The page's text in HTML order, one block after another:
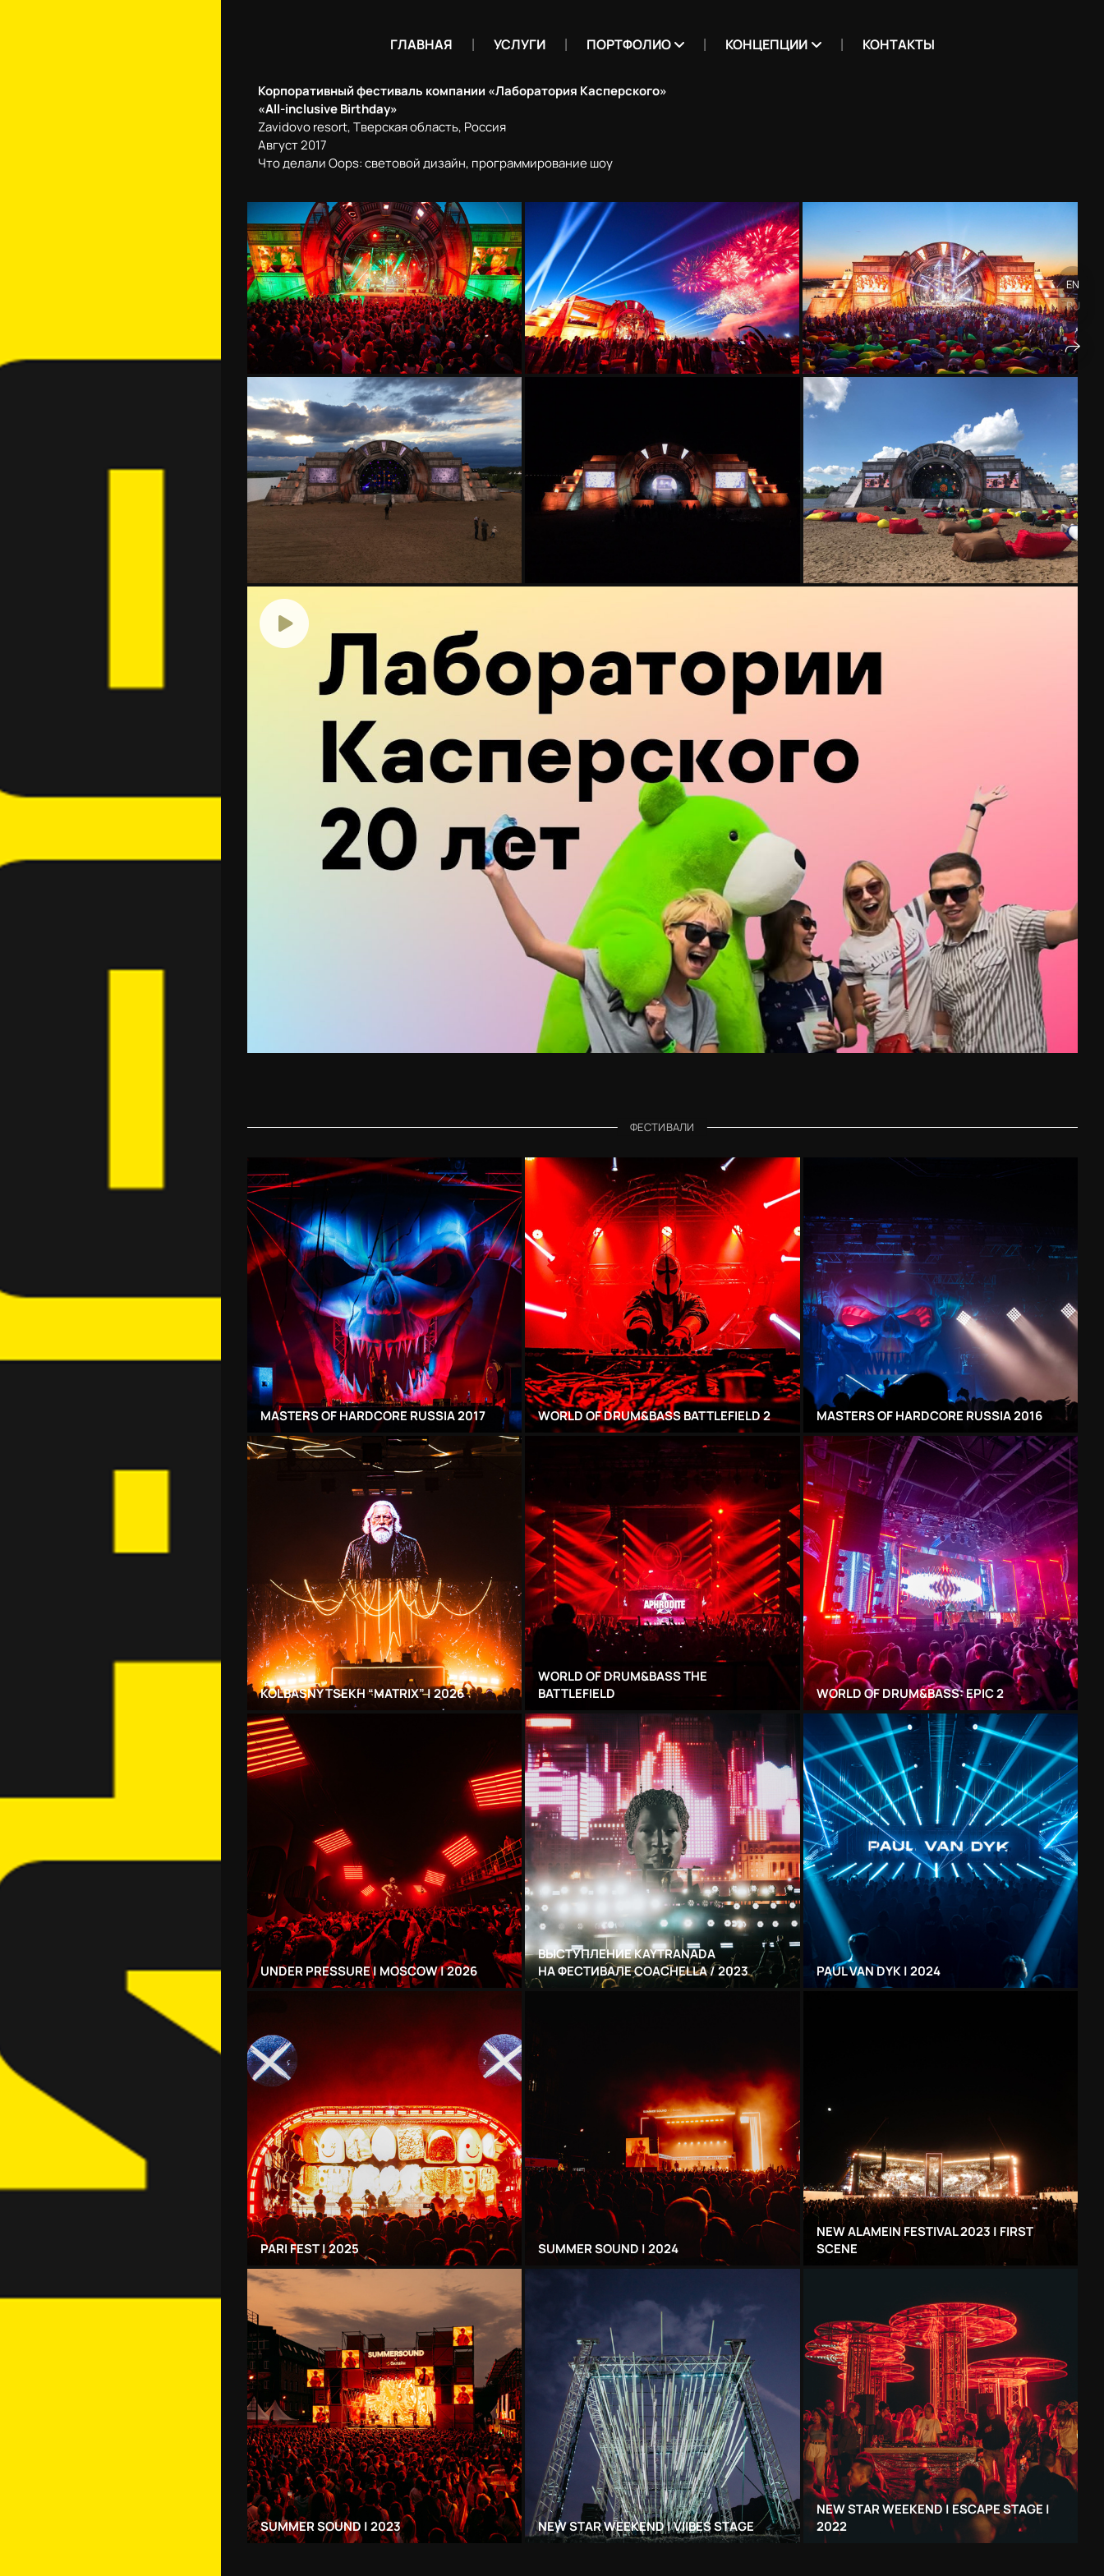
ГЛАВНАЯ УСЛУГИ ПОРТФОЛИО КОНЦЕПЦИИ КОНТАКТЫ
Корпоративный фестиваль компании «Лаборатория Касперского»
«All-inclusiveBirthday»
Zavidovo resort, Тверская область, Россия
Август 2017
Что делали Oops: световой дизайн, программирование шоу
ФЕСТИВАЛИ
MASTERS OF HARDCORE RUSSIA 2017 WORLD OF DRUM&BASS BATTLEFIELD 2 MASTERS OF HARDCORE RUSSIA 2016
KOLBASNY TSEKH “MATRIX” | 2026
WORLD OF DRUM&BASS THE
BATTLEFIELD
WORLD OF DRUM&BASS: EPIC 2
UNDER PRESSURE | MOSCOW | 2026
ВЫСТУПЛЕНИЕ KAYTRANADA
НА ФЕСТИВАЛЕ COACHELLA / 2023
PAUL VAN DYK | 2024
PARI FEST | 2025 SUMMER SOUND | 2024
NEW ALAMEIN FESTIVAL 2023 | FIRST
SCENE
SUMMER SOUND | 2023 NEW STAR WEEKEND | VIIBES STAGE
NEW STAR WEEKEND | ESCAPE STAGE |
2022
EN
RU